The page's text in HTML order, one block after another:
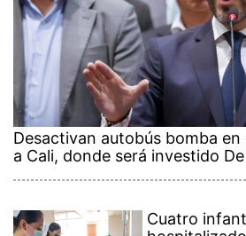
Desactivan autobús bomba
a Cali, donde será investido
Cuatro